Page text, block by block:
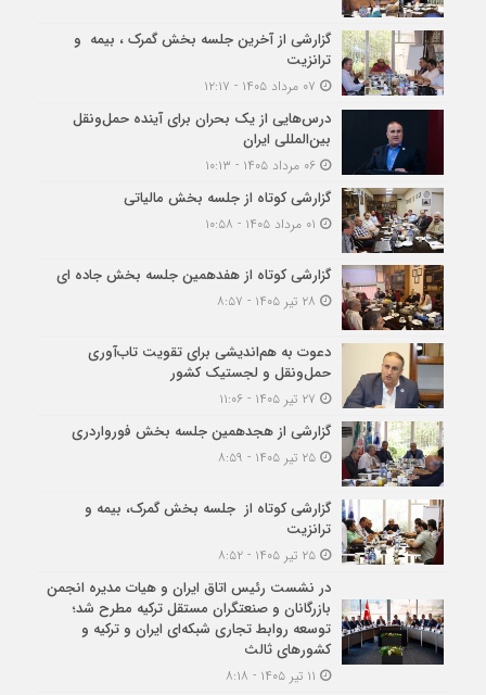
گزارشی از آخرین جلسه بخش گمرک ، بیمه و
ترانزیت
درس‌هایی از یک بحران برای آینده حمل‌ونقل
بین‌المللی ایران
گزارشی کوتاه از جلسه بخش مالیاتی
گزارشی کوتاه از هفدهمین جلسه بخش جاده ای
دعوت به هم‌اندیشی برای تقویت تاب‌آوری
حمل‌ونقل و لجستیک کشور
گزارشی از هجدهمین جلسه بخش فورواردری
۲۵ تیر ۱۴۰۵ - ۸:۵۹
گزارشی کوتاه از جلسه بخش گمرک، بیمه و
ترانزیت
۲۵ تیر ۱۴۰۵ - ۸:۵۲
در نشست رئیس اتاق ایران و هیات مدیره انجمن
بازرگانان و صنعتگران مستقل ترکیه مطرح شد؛
توسعه روابط تجاری شبکه‌ای ایران و ترکیه و
کشورهای ثالث